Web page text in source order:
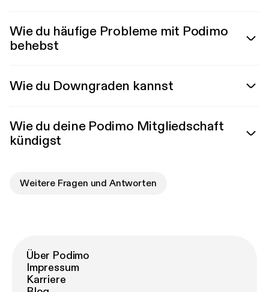
Wie du häufige Probleme mit Podimo
behebst
Wie du Downgraden kannst
Wie du deine Podimo Mitgliedschaft
kündigst
Weitere Fragen und Antworten
Über Podimo
Impressum
Karriere